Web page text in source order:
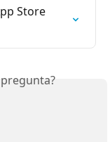
Store